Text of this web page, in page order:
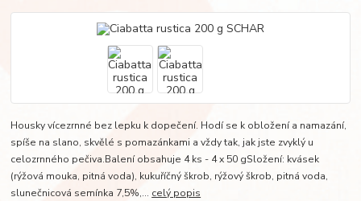
Housky vícezrnné bez lepku k dopečení. Hodí se k obložení a namazání,
spíše na slano, skvělé s pomazánkami a vždy tak, jak jste zvyklý u
celozrnného pečiva.Balení obsahuje 4 ks - 4 x 50 gSložení: kvásek
(rýžová mouka, pitná voda), kukuříčný škrob, rýžový škrob, pitná voda,
slunečnicová semínka 7,5%,... celý popis